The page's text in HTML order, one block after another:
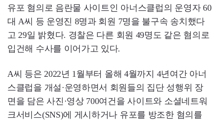
유포 혐의로 음란물 사이트인 아너스클럽의 운영자 60
대 A씨 등 운영진 8명과 회원 7명을 불구속 송치했다
고 29일 밝혔다. 경찰은 다른 회원 49명도 같은 혐의로
입건해 수사를 이어가고 있다.
A씨 등은 2022년 1월부터 올해 4월까지 4년여간 아너
스클럽을 개설·운영하면서 회원들의 집단 성행위 장
면을 담은 사진·영상 700여건을 사이트와 소셜네트워
크서비스(SNS)에 게시하거나 유포를 방조한 혐의를